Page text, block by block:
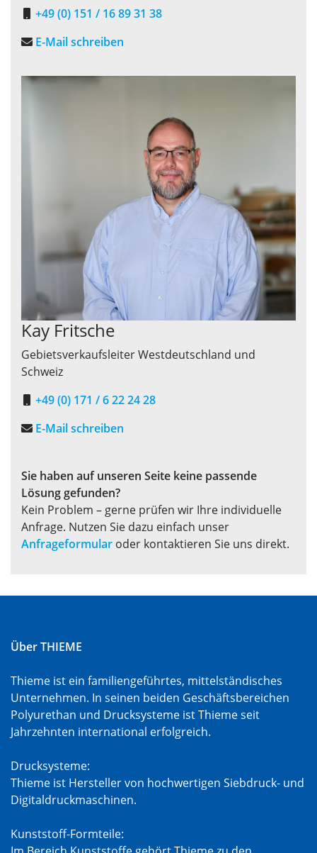
+49 (0) 151 / 16 89 31 38
E-Mail schreiben
Kay Fritsche
Gebietsverkaufsleiter Westdeutschland und
Schweiz
+49 (0) 171 / 6 22 24 28
E-Mail schreiben
Sie haben auf unseren Seite keine passende
Lösung gefunden?
Kein Problem – gerne prüfen wir Ihre individuelle
Anfrage. Nutzen Sie dazu einfach unser
Anfrageformular oder kontaktieren Sie uns direkt.
Über THIEME
Thieme ist ein familiengeführtes, mittelständisches
Unternehmen. In seinen beiden Geschäftsbereichen
Polyurethan und Drucksysteme ist Thieme seit
Jahrzehnten international erfolgreich.
Drucksysteme:
Thieme ist Hersteller von hochwertigen Siebdruck- und
Digitaldruckmaschinen.
Kunststoff-Formteile: